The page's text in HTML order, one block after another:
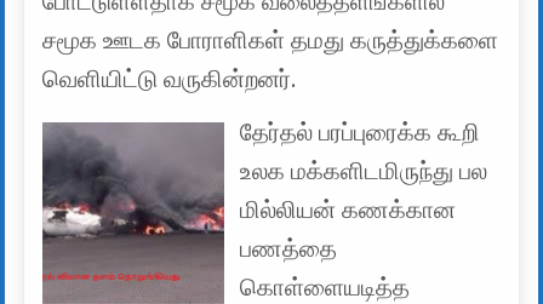
சமூக ஊடக போராளிகள் தமது கருத்துக்களை
வெளியிட்டு வருகின்றனர்.
தேர்தல் பரப்புரைக்க கூறி
உலக மக்களிடமிருந்து பல
மில்லியன் கணக்கான
பணத்தை
கொள்ளையடித்த